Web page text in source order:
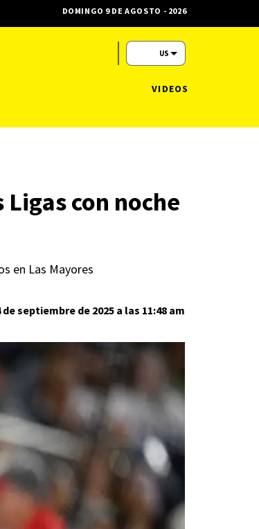
con noche
en Las Mayores
septiembre de 2025 a las 11:48 am
DOMINGO 9 DE AGOSTO - 2026
US
VIDEOS